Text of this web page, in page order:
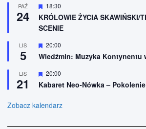
en
i
o
n
PAŹ
24
W
y
r
ó
n
i
o
e
18:30
KRÓLOWIE ŻYCIA SKAWIŃSKI/
SCENIE
LIS
5
W
y
r
ż
n
n
20:00
Wiedźmin: Muzyka Kontynentu
LIS
21
W
y
r
ż
o
20:00
Kabaret Neo-Nówka –
Zobacz kalendarz